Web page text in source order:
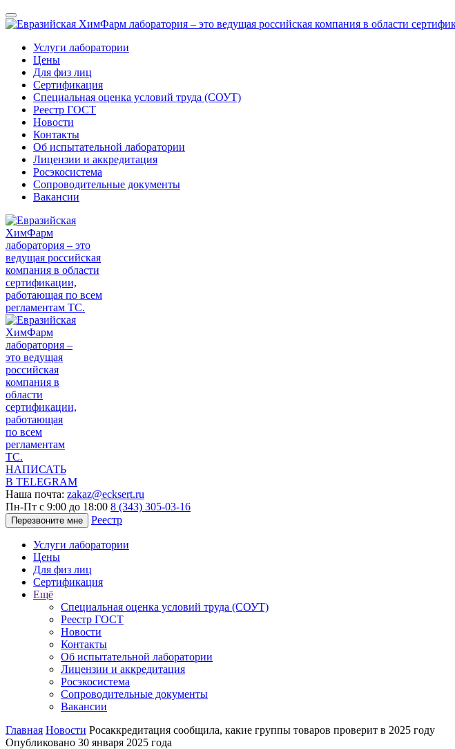
Услуги лаборатории
Цены
Для физ лиц
Сертификация
Специальная оценка условий труда (СОУТ)
Реестр ГОСТ
Новости
Контакты
Об испытательной лаборатории
Лицензии и аккредитация
Росэкосистема
Сопроводительные документы
Вакансии
НАПИСАТЬ
В TELEGRAM
Наша почта: zakaz@ecksert.ru
Пн-Пт с 9:00 до 18:00 8 (343) 305-03-16
Перезвоните мне Реестр
Услуги лаборатории
Цены
Для физ лиц
Сертификация
Ещё
Специальная оценка условий труда (СОУТ)
Реестр ГОСТ
Новости
Контакты
Об испытательной лаборатории
Лицензии и аккредитация
Росэкосистема
Сопроводительные документы
Вакансии
Главная Новости Росаккредитация сообщила, какие группы товаров проверит в 2025 году
Опубликовано 30 января 2025 года